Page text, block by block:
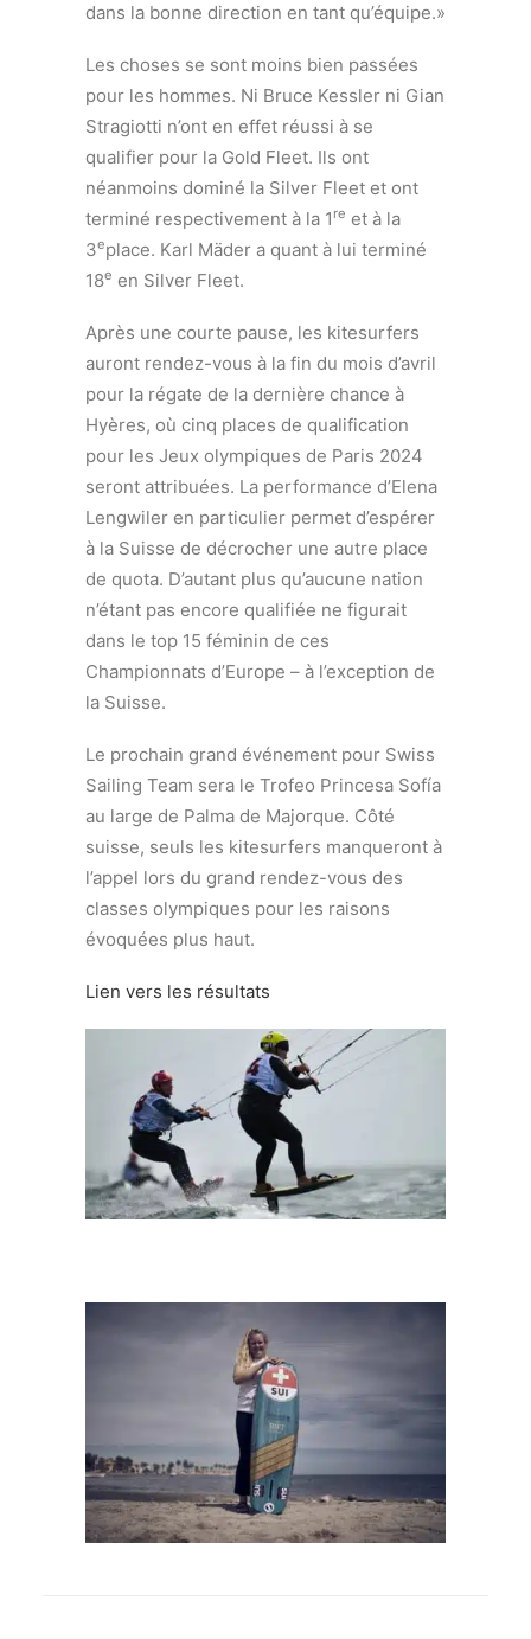
dans la bonne direction en tant qu’équipe.»
Les choses se sont moins bien passées
pour les hommes. Ni Bruce Kessler ni Gian
Stragiotti n’ont en effet réussi à se
qualifier pour la Gold Fleet. Ils ont
néanmoins dominé la Silver Fleet et ont
terminé respectivement à la 1 re et à la
3eplace. Karl Mäder a quant à lui terminé
18e en Silver Fleet.
Après une courte pause, les kitesurfers
auront rendez-vous à la fin du mois d’avril
pour la régate de la dernière chance à
Hyères, où cinq places de qualification
pour les Jeux olympiques de Paris 2024
seront attribuées. La performance d’Elena
Lengwiler en particulier permet d’espérer
à la Suisse de décrocher une autre place
de quota. D’autant plus qu’aucune nation
n’étant pas encore qualifiée ne figurait
dans le top 15 féminin de ces
Championnats d’Europe – à l’exception de
la Suisse.
Le prochain grand événement pour Swiss
Sailing Team sera le Trofeo Princesa Sofía
au large de Palma de Majorque. Côté
suisse, seuls les kitesurfers manqueront à
l’appel lors du grand rendez-vous des
classes olympiques pour les raisons
évoquées plus haut.
Lien vers les résultats